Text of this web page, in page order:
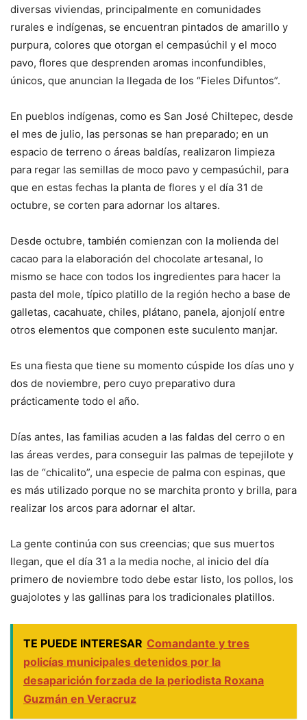
diversas viviendas, principalmente en comunidades
rurales e indígenas, se encuentran pintados de amarillo y
purpura, colores que otorgan el cempasúchil y el moco
pavo, flores que desprenden aromas inconfundibles,
únicos, que anuncian la llegada de los “Fieles Difuntos”.
En pueblos indígenas, como es San José Chiltepec, desde
el mes de julio, las personas se han preparado; en un
espacio de terreno o áreas baldías, realizaron limpieza
para regar las semillas de moco pavo y cempasúchil, para
que en estas fechas la planta de flores y el día 31 de
octubre, se corten para adornar los altares.
Desde octubre, también comienzan con la molienda del
cacao para la elaboración del chocolate artesanal, lo
mismo se hace con todos los ingredientes para hacer la
pasta del mole, típico platillo de la región hecho a base de
galletas, cacahuate, chiles, plátano, panela, ajonjolí entre
otros elementos que componen este suculento manjar.
Es una fiesta que tiene su momento cúspide los días uno y
dos de noviembre, pero cuyo preparativo dura
prácticamente todo el año.
Días antes, las familias acuden a las faldas del cerro o en
las áreas verdes, para conseguir las palmas de tepejilote y
las de “chicalito”, una especie de palma con espinas, que
es más utilizado porque no se marchita pronto y brilla, para
realizar los arcos para adornar el altar.
La gente continúa con sus creencias; que sus muertos
llegan, que el día 31 a la media noche, al inicio del día
primero de noviembre todo debe estar listo, los pollos, los
guajolotes y las gallinas para los tradicionales platillos.
TE PUEDE INTERESAR Comandante y tres
policías municipales detenidos por la
desaparición forzada de la periodista Roxana
Guzmán en Veracruz